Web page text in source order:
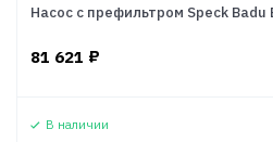
Насос с префильтром Speck Badu
81 621 ₽
В наличии